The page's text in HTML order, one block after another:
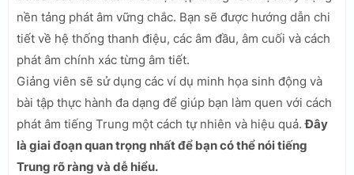
nền tảng phát âm vững chắc. Bạn sẽ được hướng dẫn chi
tiết về hệ thống thanh điệu, các âm đầu, âm cuối và cách
phát âm chính xác từng âm tiết.
Giảng viên sẽ sử dụng các ví dụ minh họa sinh động và
bài tập thực hành đa dạng để giúp bạn làm quen với cách
phát âm tiếng Trung một cách tự nhiên và hiệu quả.Đây
là giai đoạn quan trọng nhất để bạn có thể nói tiếng
Trung rõ ràng và dễ hiểu.